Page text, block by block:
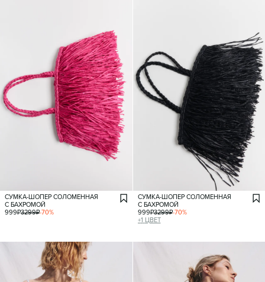
СУМКА-ШОПЕР СОЛОМЕННАЯ
С БАХРОМОЙ
999₽3299₽-70%
СУМКА-ШОПЕР СОЛОМЕННАЯ
С БАХРОМОЙ
999₽3299₽-70%
+1 ЦВЕТ